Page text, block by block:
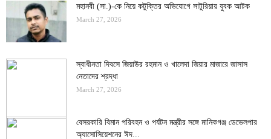
মহানবী (সা.)-কে নিয়ে কটুক্তির অভিযোগে সাটুরিয়ায় যুবক আটক
March 27, 2026
স্বাধীনতা দিবসে জিয়াউর রহমান ও খালেদা জিয়ার মাজারে জাসাস
নেতাদের শ্রদ্ধা
March 27, 2026
বেসরকারি বিমান পরিবহন ও পর্যটন মন্ত্রীর সঙ্গে মানিকগঞ্জ ডেভেলপার
অ্যাসোসিয়েশনের ঈদ...